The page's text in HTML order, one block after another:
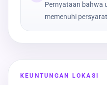
Pernyataan bahwa
memenuhi
KEUNTUNGAN LOKASI